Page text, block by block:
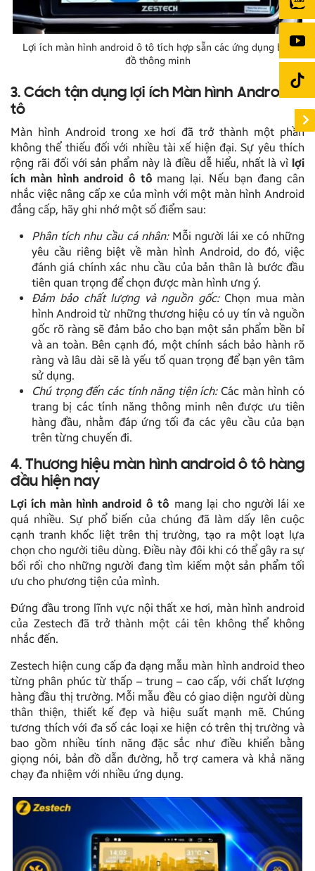
Lợi ích màn hình android ô tô tích hợp sẵn các ứng dụng bản
đồ thông minh
3. Cách tận dụng lợi ích Màn hình Android ô
tô
Màn hình Android trong xe hơi đã trở thành một phần
không thể thiếu đối với nhiều tài xế hiện đại. Sự yêu thích
rộng rãi đối với sản phẩm này là điều dễ hiểu, nhất là vì lợi
ích màn hình android ô tô mang lại. Nếu bạn đang cân
nhắc việc nâng cấp xe của mình với một màn hình Android
đẳng cấp, hãy ghi nhớ một số điểm sau:
Phân tích nhu cầu cá nhân:Mỗi người lái xe có những
yêu cầu riêng biệt về màn hình Android, do đó, việc
đánh giá chính xác nhu cầu của bản thân là bước đầu
tiên quan trọng để chọn được màn hình ưng ý.
Đảm bảo chất lượng và nguồn gốc:Chọn mua màn
hình Android từ những thương hiệu có uy tín và nguồn
gốc rõ ràng sẽ đảm bảo cho bạn một sản phẩm bền bỉ
và an toàn. Bên cạnh đó, một chính sách bảo hành rõ
ràng và lâu dài sẽ là yếu tố quan trọng để bạn yên tâm
sử dụng.
Chú trọng đến các tính năng tiện ích:Các màn hình có
trang bị các tính năng thông minh nên được ưu tiên
hàng đầu, nhằm đáp ứng tối đa các yêu cầu của bạn
trên từng chuyến đi.
4. Thương hiệu màn hình android ô tô hàng
đầu hiện nay
Lợi ích màn hình android ô tô mang lại cho người lái xe
quá nhiều. Sự phổ biến của chúng đã làm dấy lên cuộc
cạnh tranh khốc liệt trên thị trường, tạo ra một loạt lựa
chọn cho người tiêu dùng. Điều này đôi khi có thể gây ra sự
bối rối cho những người đang tìm kiếm một sản phẩm tối
ưu cho phương tiện của mình.
Đứng đầu trong lĩnh vực nội thất xe hơi, màn hình android
của Zestech đã trở thành một cái tên không thể không
nhắc đến.
Zestech hiện cung cấp đa dạng mẫu màn hình android theo
từng phân phúc từ thấp – trung – cao cấp, với chất lượng
hàng đầu thị trường. Mỗi mẫu đều có giao diện người dùng
thân thiện, thiết kế đẹp và hiệu suất mạnh mẽ. Chúng
tương thích với đa số các loại xe hiện có trên thị trường và
bao gồm nhiều tính năng đặc sắc như điều khiển bằng
giọng nói, bản đồ dẫn đường, hỗ trợ camera và khả năng
chạy đa nhiệm với nhiều ứng dụng.